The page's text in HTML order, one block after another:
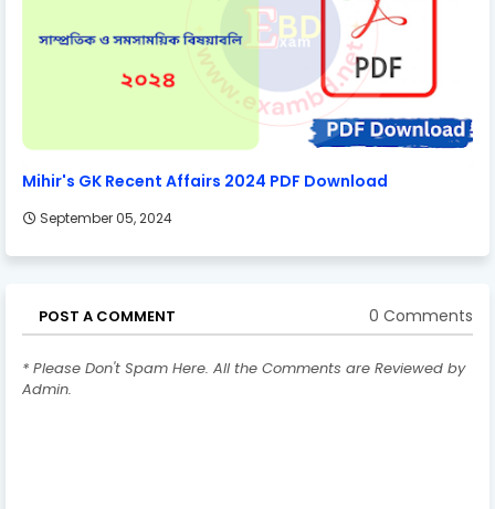
Mihir's GK Recent Affairs 2024 PDF Download
September 05, 2024
POST A COMMENT 0 Comments
* Please Don't Spam Here. All the Comments are Reviewed by
Admin.